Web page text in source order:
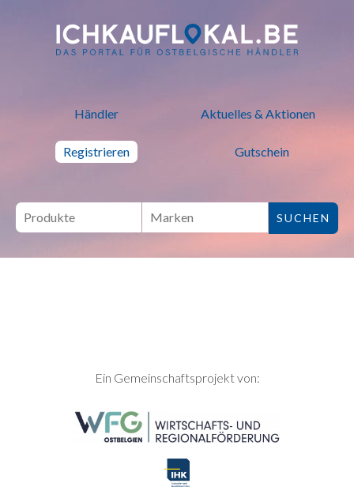
ich kauf lokal - Bei lokalen
Händler Aktuelles & Aktionen
Registrieren Gutschein
SEITENFUSSEin Gemeinschaftsprojekt von: